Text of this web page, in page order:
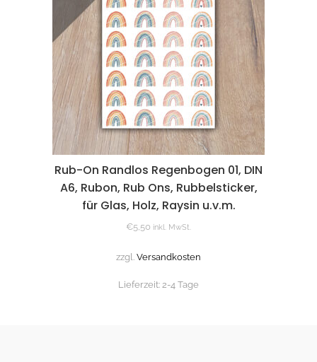
Rub-On Randlos Regenbogen 01, DIN
A6, Rubon, Rub Ons, Rubbelsticker,
für Glas, Holz, Raysin u.v.m.
€5,50 inkl. MwSt.
zzgl. Versandkosten
Lieferzeit: 2-4 Tage